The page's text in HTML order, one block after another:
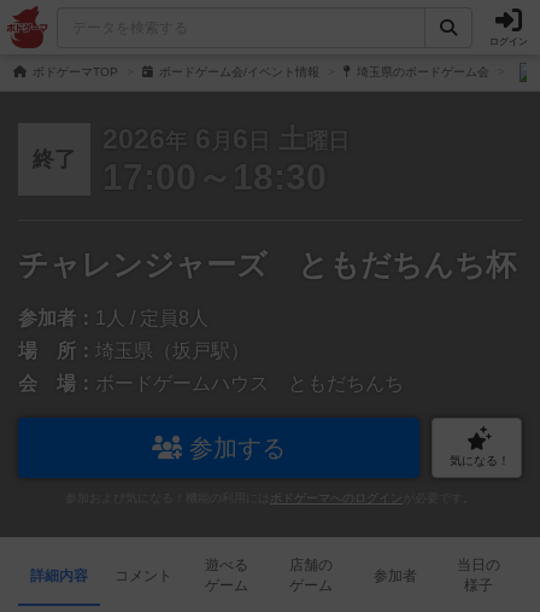
ログイン
ボドゲーマTOP ボードゲーム会/イベント情報 埼玉県のボードゲーム会
終了
2026 年 6 月 6 日 土 曜日
17:00～18:30
チャレンジャーズ ともだちんち杯
参加者： 1人 / 定員8人
場 所： 埼玉県（坂戸駅）
会 場： ボードゲームハウス ともだちんち
参加する 気になる！
ボドゲーマへのログイン
詳細内容 コメント
遊べる
ゲーム
店舗の
ゲーム
参加者
当日の
様子